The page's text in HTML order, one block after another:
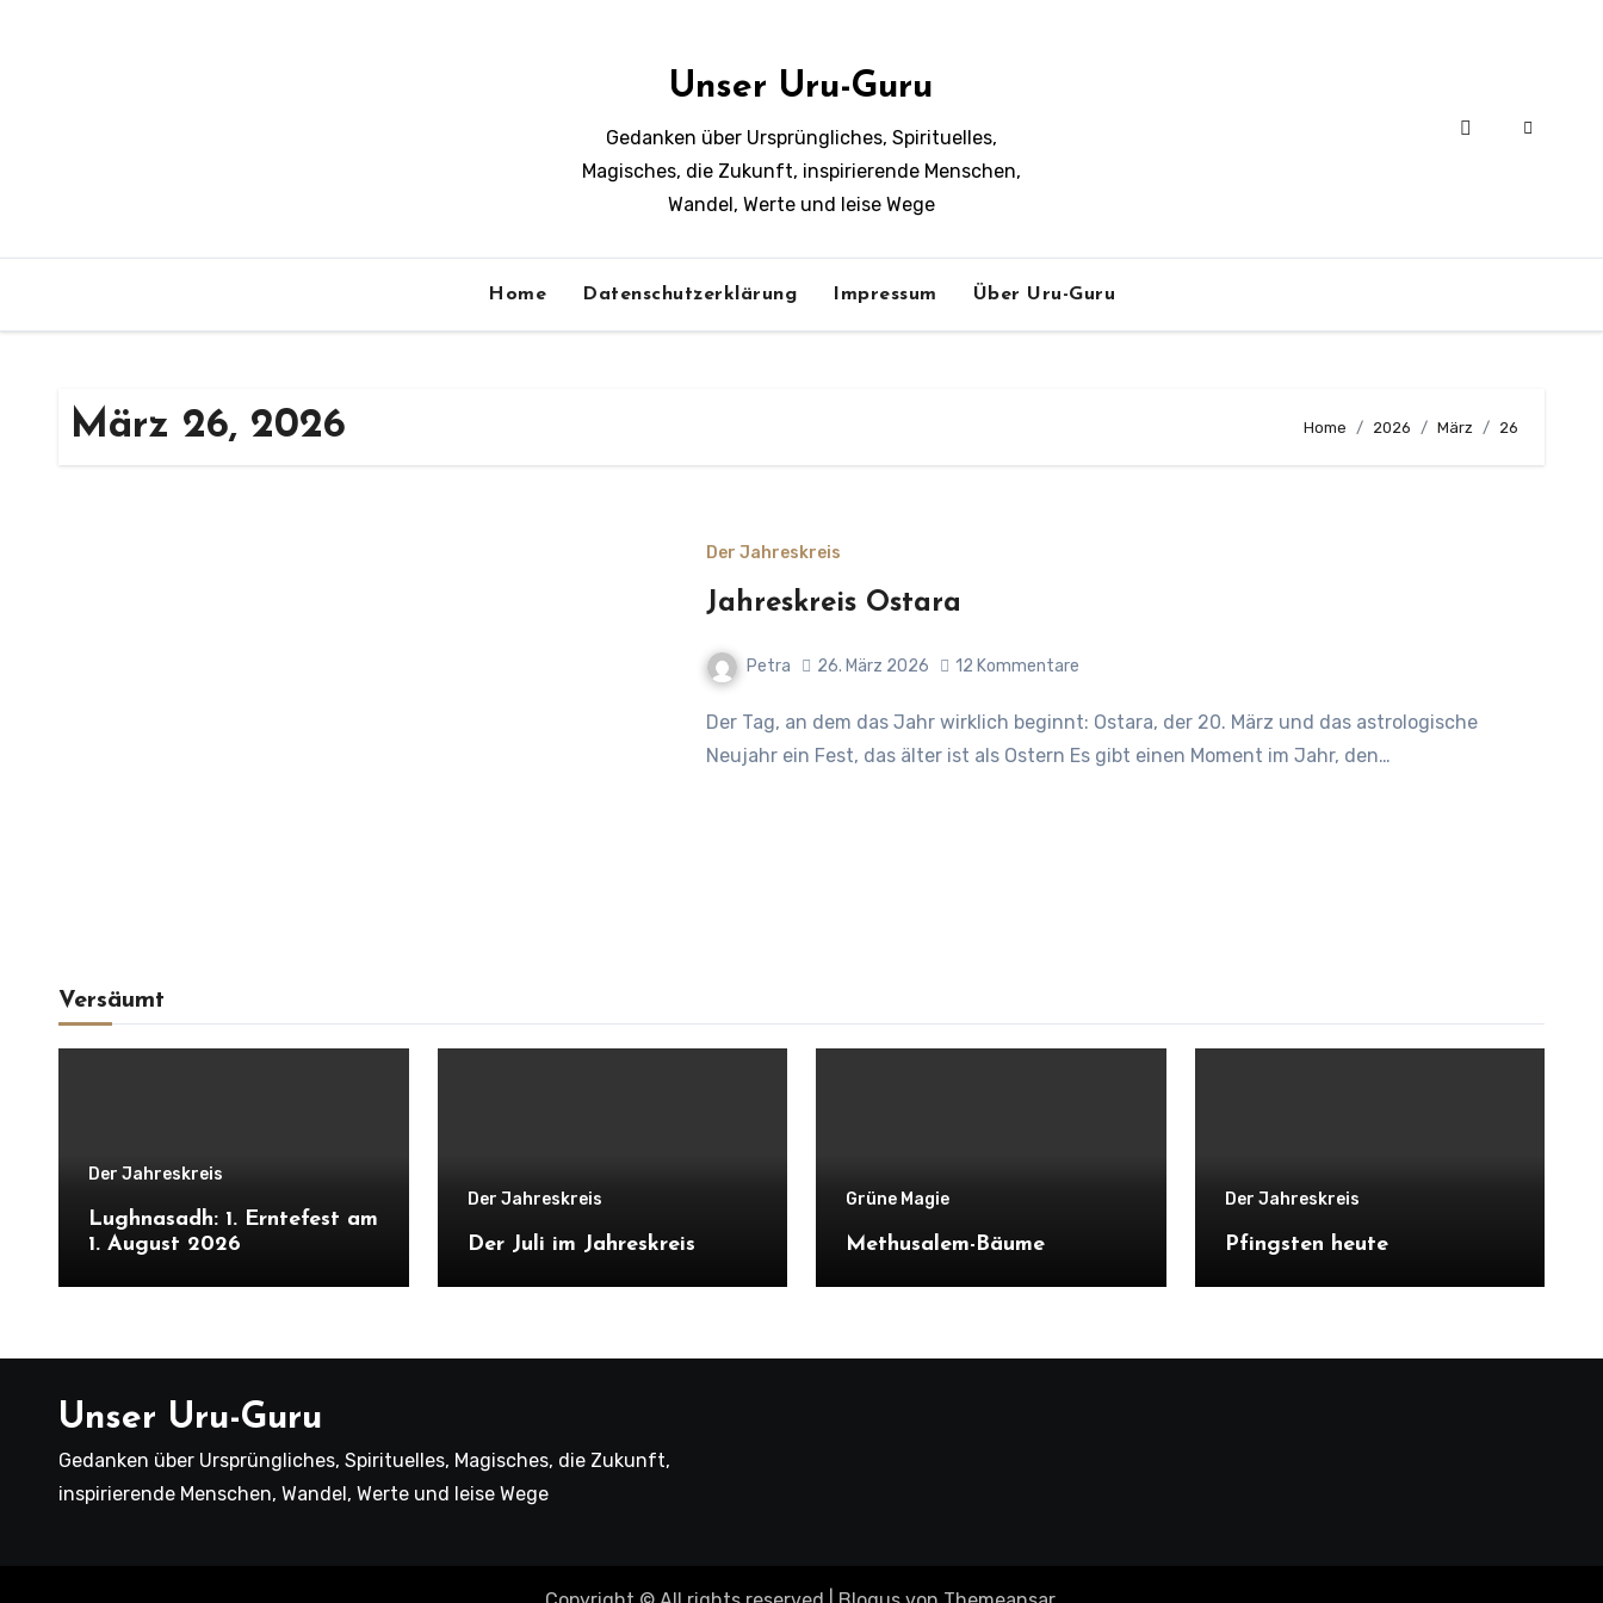
Unser Uru-Guru
Gedanken über Ursprüngliches, Spirituelles,
Magisches, die Zukunft, inspirierende Menschen,
Wandel, Werte und leise Wege
Home Datenschutzerklärung Impressum Über Uru-Guru
März 26, 2026 Home 2026 März 26
Der Jahreskreis
Jahreskreis Ostara
Petra 26. März 2026 12 Kommentare
Der Tag, an dem das Jahr wirklich beginnt: Ostara, der 20. März und das astrologische
Neujahr ein Fest, das älter ist als Ostern Es gibt einen Moment im Jahr, den…
Versäumt
Der Jahreskreis
Lughnasadh: 1. Erntefest am
1. August 2026
Der Jahreskreis
Der Juli im Jahreskreis
Grüne Magie
Methusalem-Bäume
Der Jahreskreis
Pfingsten heute
Unser Uru-Guru
Gedanken über Ursprüngliches, Spirituelles, Magisches, die Zukunft,
inspirierende Menschen, Wandel, Werte und leise Wege